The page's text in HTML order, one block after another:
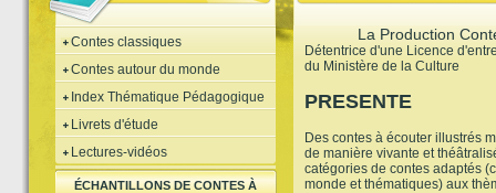
Contes classiques
Contes autour du monde
Index Thématique Pédagogique
Livrets d'étude
Lectures-vidéos
ÉCHANTILLONS DE CONTES À
La Production
Détentrice d'une Licence
du Ministère de la Culture
PRESENTE
Des contes à écouter illustrés
de manière vivante et
catégories de contes adaptés
monde et thématiques) aux